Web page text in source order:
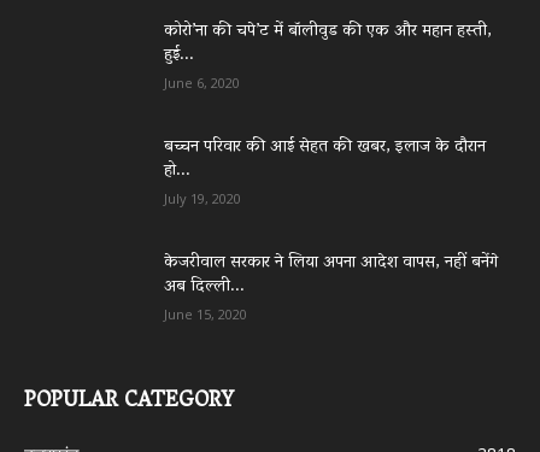
कोरो’ना की चपे’ट में बॉलीवुड की एक और महान हस्ती,
हुई...
June 6, 2020
बच्चन परिवार की आई सेहत की खबर, इलाज के दौरान
हो...
July 19, 2020
केजरीवाल सरकार ने लिया अपना आदेश वापस, नहीं बनेंगे
अब दिल्ली...
June 15, 2020
POPULAR CATEGORY